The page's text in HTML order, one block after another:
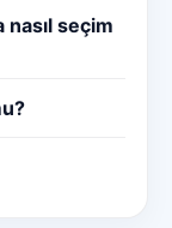
nasıl seçim